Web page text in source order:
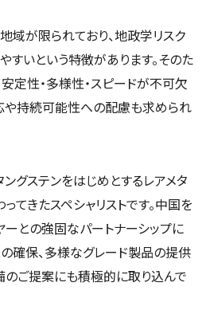
域が限られており、地政学リスク
いという特徴があります。そのた
定性・多様性・スピードが不可欠
や持続可能性への配慮も求められ
グステンをはじめとするレアメタ
てきたスペシャリストです。中国を
との強固なパートナーシップに
確保、多様なグレード製品の提供
のご提案にも積極的に取り込んで